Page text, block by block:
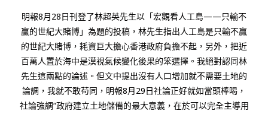
明報8月28日刊登了林超英先生以「宏觀看人工島——只輸不
贏的世紀大賭博」為題的投稿，林先生指出人工島是只輸不贏
的世紀大賭博，耗資巨大擔心香港政府負擔不起，另外，把近
百萬人置於海中是漠視氣候變化後果的笨選擇。我絕對認同林
先生這兩點的論述。但文中提出沒有人口增加就不需要土地的
論調，我就不敢苟同，明報8月29日社論正好就如當頭棒喝，
社論強調“政府建立土地儲備的最大意義，在於可以完全主導用